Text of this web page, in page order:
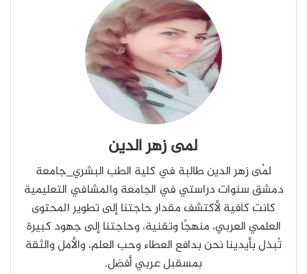
لمى زهر الدين
لُمى زهر الدين طالبة في كلية الطب البشري_جامعة
دمشق سنوات دراستي في الجامعة والمشافي التعليمية
كانت كافية لأكتشف مقدار حاجتنا إلى تطوير المحتوى
العلمي العربي، منهجًا وتقنية، وحاجتنا إلى جهود كبيرة
تُبذل بأيدينا نحن بدافع العطاء وحب العلم، والأمل والثقة
بمسقبل عربي أفضل.